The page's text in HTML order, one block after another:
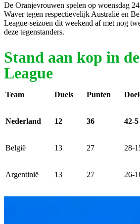
De Oranjevrouwen spelen op woensdag
Waver tegen respectievelijk Australië en
League-seizoen dit weekend af met nog
deze tegenstanders.
Stand aan kop in
League
Team Duels Punten
Nederland 12 36 42-5
België 13 27 28-
Argentinië 13 27 26-